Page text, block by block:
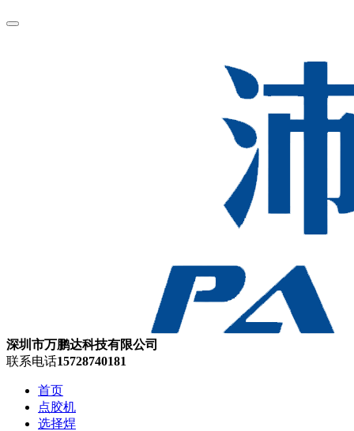
深圳市万鹏达科技有限公司
联系电话15728740181
首页
点胶机
选择焊